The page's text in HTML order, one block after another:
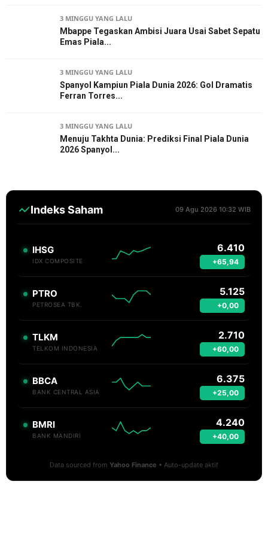
3 MINGGU YANG LALU
Mbappe Tegaskan Ambisi Juara Usai Sabet Sepatu
Emas Piala...
3 MINGGU YANG LALU
Spanyol Kampiun Piala Dunia 2026: Gol Dramatis
Ferran Torres...
3 MINGGU YANG LALU
Menuju Takhta Dunia: Prediksi Final Piala Dunia
2026 Spanyol...
Indeks Saham 09 Agu 2026 10:32 WIB
IHSG
IDX COMPOSITE
6.410
+65,94
PTRO
PETROSEA TBK.
5.125
+0,00
TLKM
TELKOM INDONESIA
2.710
+60,00
BBCA
BANK CENTRAL ASIA
6.375
+25,00
BMRI
BANK MANDIRI
4.240
+40,00
Data sourced from Yahoo Finance • Auto-update aktif